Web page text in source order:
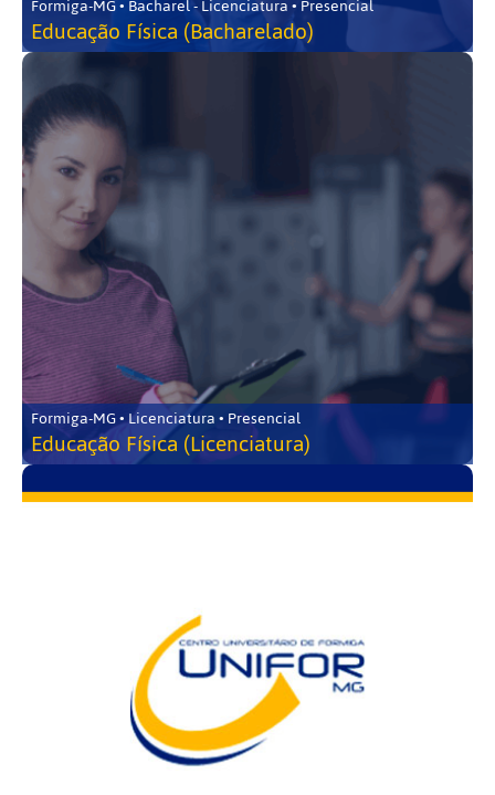
Formiga-MG • Bacharel - Licenciatura • Presencial
Educação Física (Bacharelado)
Formiga-MG • Licenciatura • Presencial
Educação Física (Licenciatura)